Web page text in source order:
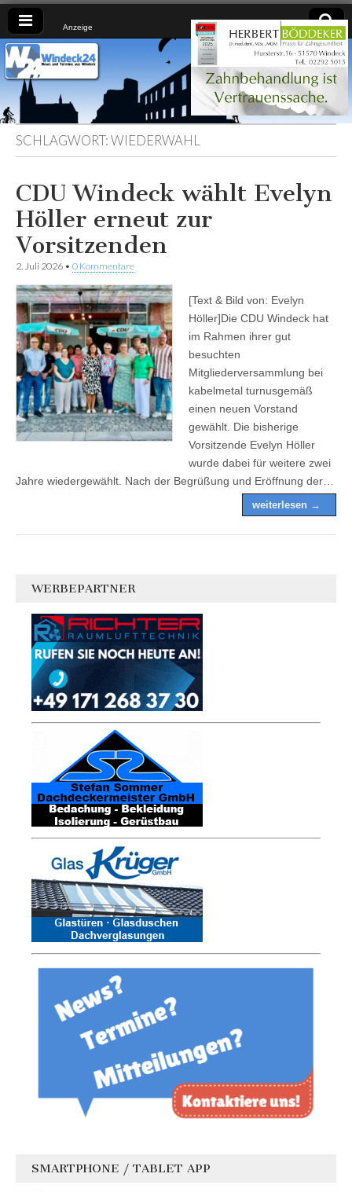
Anzeige
Windeck24
Nachrichten
aus dem
Ländchen
für das
Ländchen
SCHLAGWORT:WIEDERWAHL
CDU Windeck wählt Evelyn
Höller erneut zur
Vorsitzenden
2. Juli 2026 • 0 Kommentare
[Text & Bild von: Evelyn
Höller]Die CDU Windeck hat
im Rahmen ihrer gut
besuchten
Mitgliederversammlung bei
kabelmetal turnusgemäß
einen neuen Vorstand
gewählt. Die bisherige
Vorsitzende Evelyn Höller
wurde dabei für weitere zwei
Jahre wiedergewählt. Nach der Begrüßung und Eröffnung der…
weiterlesen →
WERBEPARTNER
SMARTPHONE / TABLET APP